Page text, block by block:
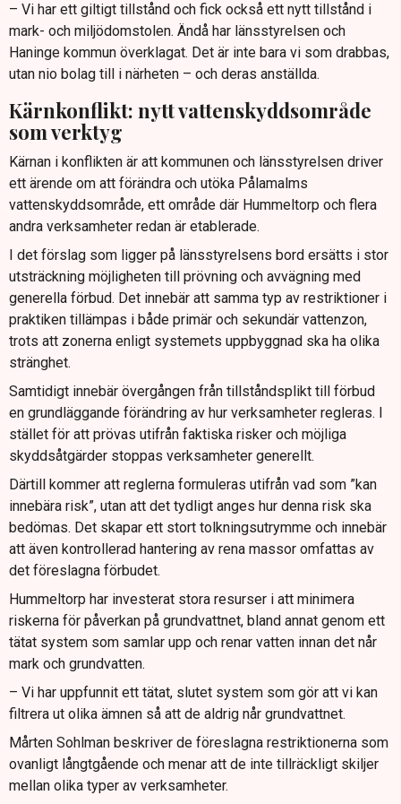
Osäkerheten kring redan givna tillstånd och risken för
minskad förutsebarhet anses hota långsiktiga
investeringar, byggprojekt och klimatsmart
masshantering.
– Vi har ett giltigt tillstånd och fick också ett nytt tillstånd i
mark- och miljödomstolen. Ändå har länsstyrelsen och
Haninge kommun överklagat. Det är inte bara vi som drabbas,
utan nio bolag till i närheten – och deras anställda.
Kärnkonflikt: nytt vattenskyddsområde
som verktyg
Kärnan i konflikten är att kommunen och länsstyrelsen driver
ett ärende om att förändra och utöka Pålamalms
vattenskyddsområde, ett område där Hummeltorp och flera
andra verksamheter redan är etablerade.
I det förslag som ligger på länsstyrelsens bord ersätts i stor
utsträckning möjligheten till prövning och avvägning med
generella förbud. Det innebär att samma typ av restriktioner i
praktiken tillämpas i både primär och sekundär vattenzon,
trots att zonerna enligt systemets uppbyggnad ska ha olika
stränghet.
Samtidigt innebär övergången från tillståndsplikt till förbud
en grundläggande förändring av hur verksamheter regleras. I
stället för att prövas utifrån faktiska risker och möjliga
skyddsåtgärder stoppas verksamheter generellt.
Därtill kommer att reglerna formuleras utifrån vad som ”kan
innebära risk”, utan att det tydligt anges hur denna risk ska
bedömas. Det skapar ett stort tolkningsutrymme och innebär
att även kontrollerad hantering av rena massor omfattas av
det föreslagna förbudet.
Hummeltorp har investerat stora resurser i att minimera
riskerna för påverkan på grundvattnet, bland annat genom ett
tätat system som samlar upp och renar vatten innan det når
mark och grundvatten.
– Vi har uppfunnit ett tätat, slutet system som gör att vi kan
filtrera ut olika ämnen så att de aldrig når grundvattnet.
Mårten Sohlman beskriver de föreslagna restriktionerna som
ovanligt långtgående och menar att de inte tillräckligt skiljer
mellan olika typer av verksamheter.